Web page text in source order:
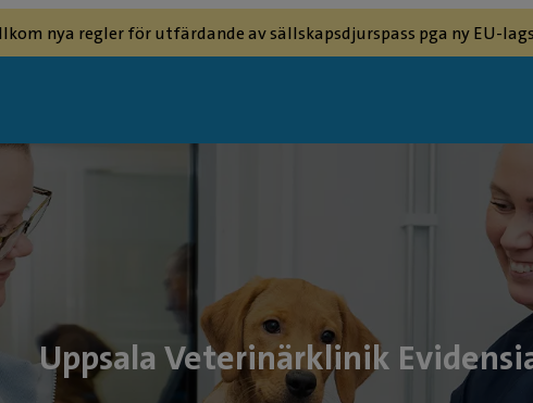
nya regler för utfärdande av sällskapsdjurspass pga ny EU-
Uppsala Veterinärklinik